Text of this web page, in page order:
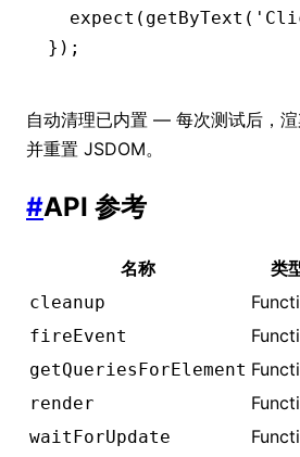
  expect
( getByText (
});
自动清理已内置 — 每次测试后，
并重置 JSDOM。
#API 参考
名称 类
cleanup
fireEvent
getQueriesForElement
render
waitForUpdate